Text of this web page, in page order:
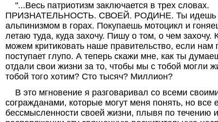
"...Весь патриотизм заключается в трех словах.
ПРИЗНАТЕЛЬНОСТЬ. СВОЕЙ. РОДИНЕ. Ты идешь
альпинизмом в горах. Покупаешь мотоцикл и
летаю туда, куда захочу. Пишу о том, о чем захочу.
можем критиковать наше правительство, если нам
поступает глупо. А теперь скажи мне, как ты
отдали свои жизни за то, чтобы мы с тобой могли
тобой того хотим? Сто тысяч? Миллион?
В это мгновение я разговаривал со всеми
согражданами, которые могут меня понять, но все
бессмысленности своей жизни, плывя по течению